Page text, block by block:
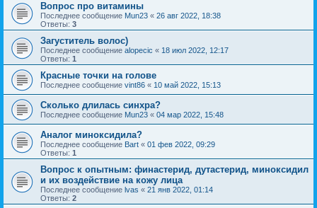
Вопрос про витамины
Последнее сообщение Mun23 « 26 авг 2022, 18:38
Ответы: 3
Загуститель волос)
Последнее сообщение alopecic « 18 июл 2022, 12:17
Ответы: 1
Красные точки на голове
Последнее сообщение vint86 « 10 май 2022, 15:13
Сколько длилась синхра?
Последнее сообщение Mun23 « 04 мар 2022, 15:48
Аналог миноксидила?
Последнее сообщение Bart « 01 фев 2022, 09:29
Ответы: 1
Вопрос к опытным: финастерид, дутастерид, миноксидил
и их воздействие на кожу лица
Последнее сообщение lvas « 21 янв 2022, 01:14
Ответы: 2